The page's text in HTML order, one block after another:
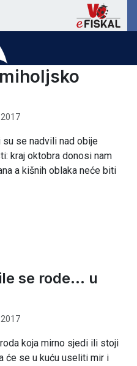
se nadvili nad obije
kraj oktobra donosi nam
a kišnih oblaka neće biti
se rode... u
koja mirno sjedi ili stoji
će se u kuću useliti mir i